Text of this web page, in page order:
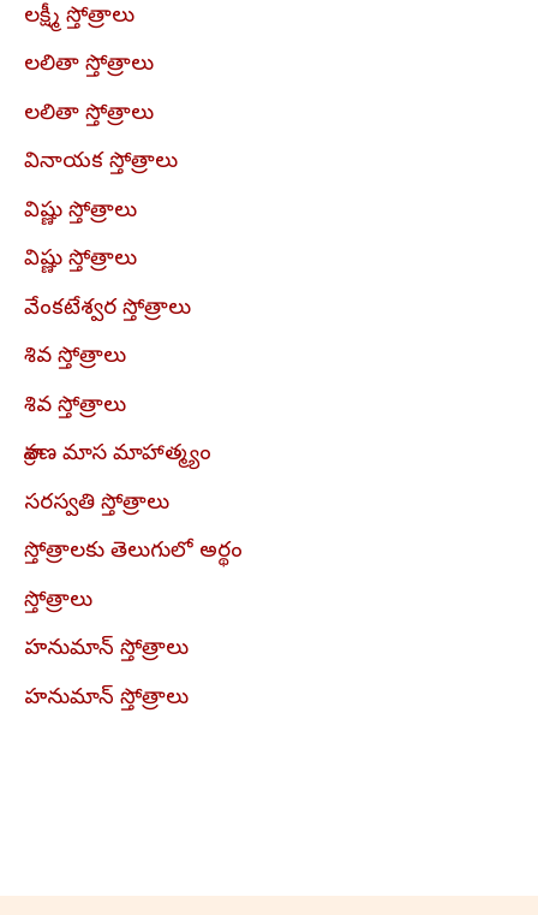
లక్ష్మీ స్తోత్రాలు
లలితా స్తోత్రాలు
లలితా స్తోత్రాలు
వినాయక స్తోత్రాలు
విష్ణు స్తోత్రాలు
విష్ణు స్తోత్రాలు
వేంకటేశ్వర స్తోత్రాలు
శివ స్తోత్రాలు
శివ స్తోత్రాలు
శ్రావణ మాస మాహాత్మ్యం
సరస్వతి స్తోత్రాలు
స్తోత్రాలకు తెలుగులో అర్థం
స్తోత్రాలు
హనుమాన్ స్తోత్రాలు
హనుమాన్ స్తోత్రాలు